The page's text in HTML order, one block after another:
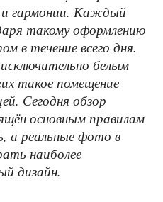
гармонии. Каждый
такому оформлению
в течение всего дня.
белым
такое помещение
Сегодня обзор
основным правилам
а реальные фото в
наиболее
дизайн.